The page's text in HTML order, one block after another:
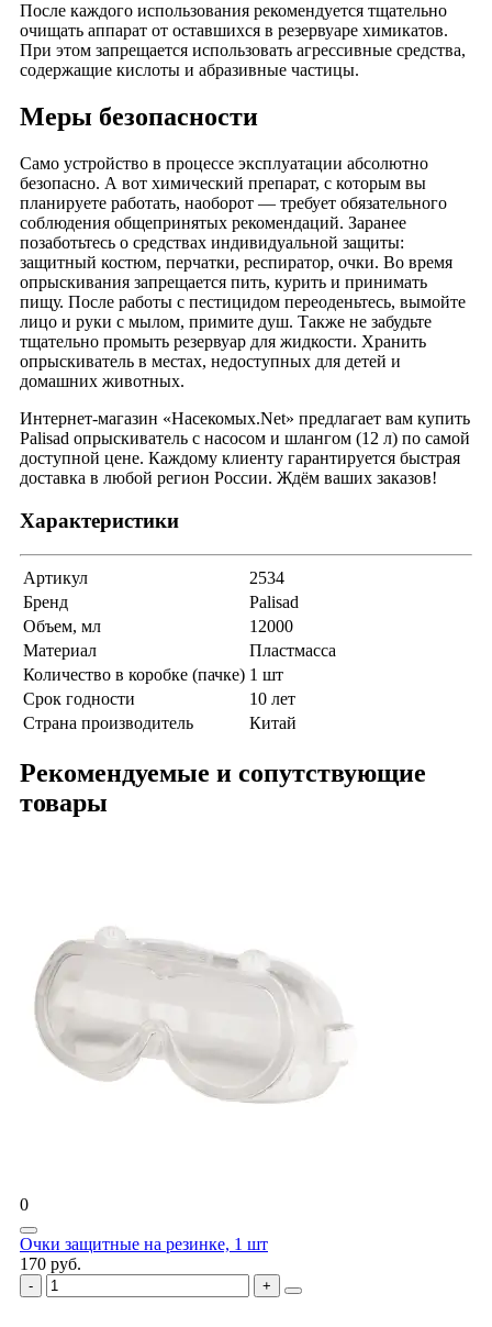
После каждого использования рекомендуется тщательно
очищать аппарат от оставшихся в резервуаре химикатов.
При этом запрещается использовать агрессивные средства,
содержащие кислоты и абразивные частицы.
Меры безопасности
Само устройство в процессе эксплуатации абсолютно
безопасно. А вот химический препарат, с которым вы
планируете работать, наоборот — требует обязательного
соблюдения общепринятых рекомендаций. Заранее
позаботьтесь о средствах индивидуальной защиты:
защитный костюм, перчатки, респиратор, очки. Во время
опрыскивания запрещается пить, курить и принимать
пищу. После работы с пестицидом переоденьтесь, вымойте
лицо и руки с мылом, примите душ. Также не забудьте
тщательно промыть резервуар для жидкости. Хранить
опрыскиватель в местах, недоступных для детей и
домашних животных.
Интернет-магазин «Насекомых.Net» предлагает вам купить
Palisad опрыскиватель с насосом и шлангом (12 л) по самой
доступной цене. Каждому клиенту гарантируется быстрая
доставка в любой регион России. Ждём ваших заказов!
Характеристики
Артикул
2534
Бренд
Palisad
Объем, мл
12000
Материал
Пластмасса
Количество в коробке (пачке) 1 шт
Срок годности
10 лет
Страна производитель
Китай
Рекомендуемые и сопутствующие
товары
0
Очки защитные на резинке, 1 шт
170 руб.